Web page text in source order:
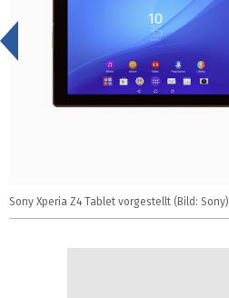
Sony Xperia Z4 Tablet vorgestellt (Bild: Sony)
<